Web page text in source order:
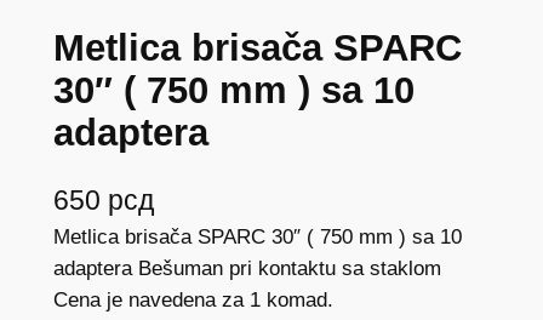
Metlica brisača SPARC
30″ ( 750 mm ) sa 10
adaptera
650 рсд
Metlica brisača SPARC 30″ ( 750 mm ) sa 10
adaptera Bešuman pri kontaktu sa staklom
Cena je navedena za 1 komad.